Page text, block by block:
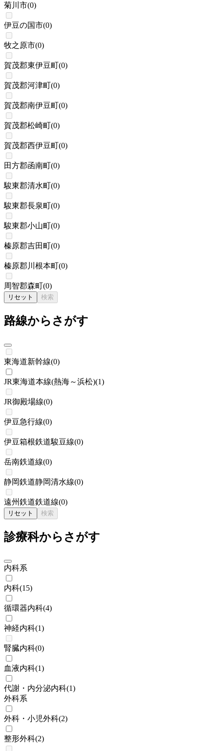
菊川市(0)
伊豆の国市(0)
牧之原市(0)
賀茂郡東伊豆町(0)
賀茂郡河津町(0)
賀茂郡南伊豆町(0)
賀茂郡松崎町(0)
賀茂郡西伊豆町(0)
田方郡函南町(0)
駿東郡清水町(0)
駿東郡長泉町(0)
駿東郡小山町(0)
榛原郡吉田町(0)
榛原郡川根本町(0)
周智郡森町(0)
リセット 検索
路線からさがす
東海道新幹線(0)
JR東海道本線(熱海～浜松)(1)
JR御殿場線(0)
伊豆急行線(0)
伊豆箱根鉄道駿豆線(0)
岳南鉄道線(0)
静岡鉄道静岡清水線(0)
遠州鉄道鉄道線(0)
リセット 検索
診療科からさがす
内科系
内科(15)
循環器内科(4)
神経内科(1)
腎臓内科(0)
血液内科(1)
代謝・内分泌内科(1)
外科系
外科・小児外科(2)
整形外科(2)